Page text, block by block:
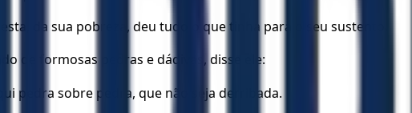
da sua pobreza, deu tudo o que tinha para o seu sustento.
de formosas pedras e dádivas, disse ele:
pedra sobre pedra, que não seja derribada.